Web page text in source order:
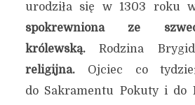
urodziła się w 1303 roku
spokrewniona ze
królewską.Rodzina
religijna.Ojciec co tydzień
do Sakramentu Pokuty i do